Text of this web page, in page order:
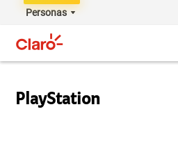
Personas
PlayStation